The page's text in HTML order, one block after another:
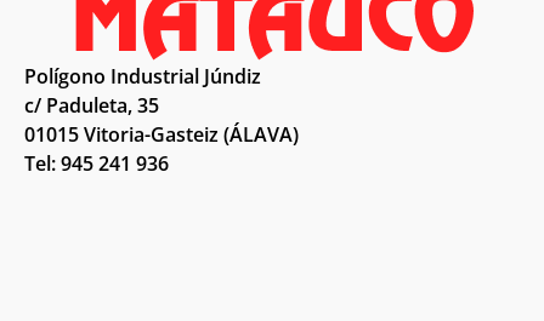
Polígono Industrial Júndiz
c/ Paduleta, 35
01015 Vitoria-Gasteiz (ÁLAVA)
Tel: 945 241 936